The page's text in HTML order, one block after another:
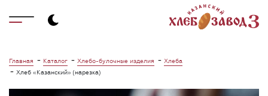
Главная - Каталог - Хлебо-булочные изделия - Хлеба
- Хлеб «Казанский» (нарезка)